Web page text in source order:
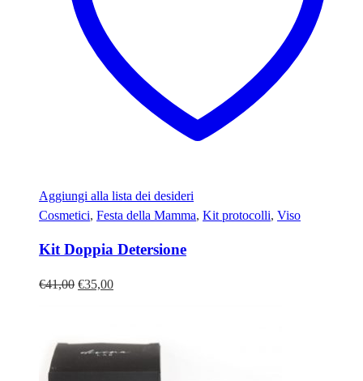
Aggiungi alla lista dei desideri
Cosmetici, Festa della Mamma, Kit protocolli, Viso
Kit Doppia Detersione
€41,00 Il
era:
€41,00.
€35,00Il
è:
€35,00.